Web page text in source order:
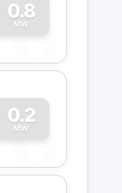
0.8
MW
0
0.2
MW
0